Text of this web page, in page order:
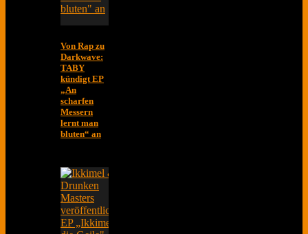
Von Rap zu
Darkwave:
TABY
kündigt EP
„An
scharfen
Messern
lernt man
bluten“ an